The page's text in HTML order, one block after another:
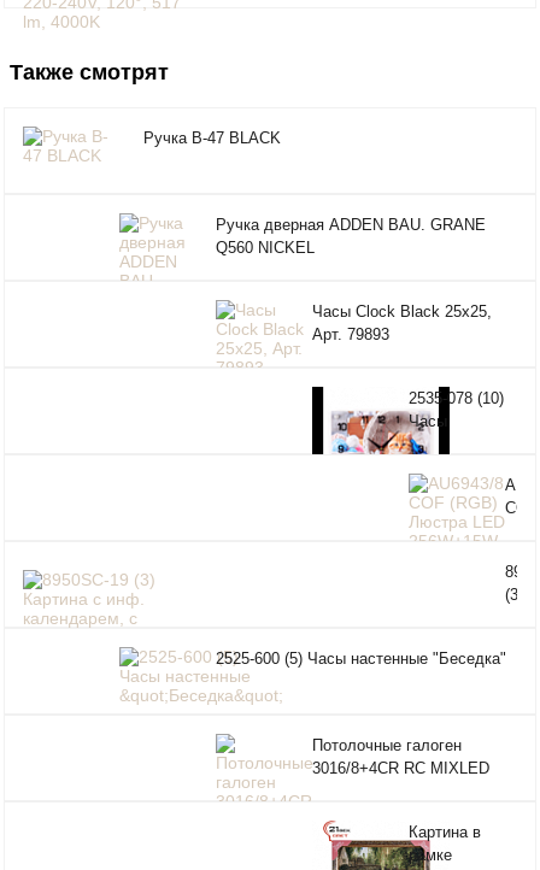
Также смотрят
Ручка B-47 BLACK
Ручка дверная ADDEN BAU. GRANE
Q560 NICKEL
Часы Clock Black 25x25,
Арт. 79893
2535-078 (10)
Часы
настенные "Я
(3)
2525-600 (5) Часы настенные "Беседка"
Потолочные галоген
3016/8+4CR RC MIXLED
Картина в
рамке